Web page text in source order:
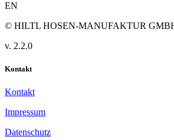
EN
© HILTL HOSEN-MANUFAKTUR
v. 2.2.0
Kontakt
Kontakt
Impressum
Datenschutz